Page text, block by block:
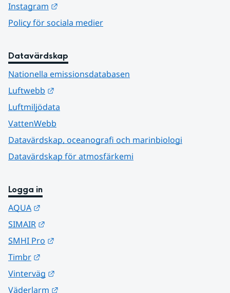
Instagram
Policy för sociala medier
Datavärdskap
Nationella emissionsdatabasen
Luftwebb
Luftmiljödata
VattenWebb
Datavärdskap, oceanografi och marinbiologi
Datavärdskap för atmosfärkemi
Logga in
AQUA
SIMAIR
SMHI Pro
Timbr
Vinterväg
Väderlarm